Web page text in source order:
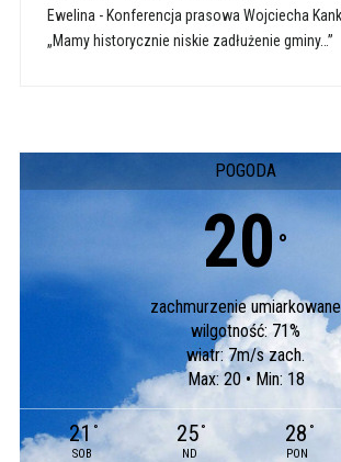
Ewelina - Konferencja prasowa Wojciecha
„Mamy historycznie niskie zadłużenie gminy…”
POGODA
20 °
zachmurzenie umiarkowane
wilgotność: 71%
wiatr: 7m/s zach.
Max: 20 • Min: 18
21 °
SOB
25 °
ND
28 °
PON